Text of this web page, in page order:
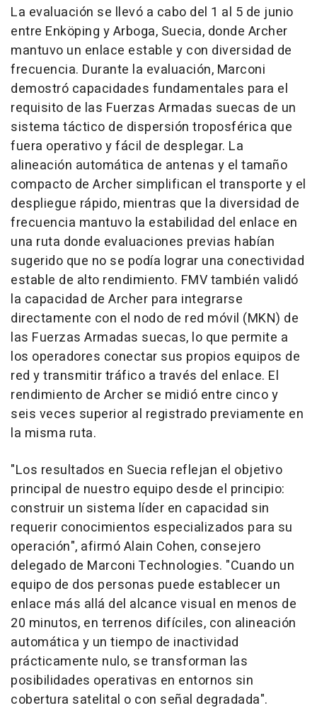
La evaluación se llevó a cabo del 1 al 5 de junio
entre Enköping y Arboga, Suecia, donde Archer
mantuvo un enlace estable y con diversidad de
frecuencia. Durante la evaluación, Marconi
demostró capacidades fundamentales para el
requisito de las Fuerzas Armadas suecas de un
sistema táctico de dispersión troposférica que
fuera operativo y fácil de desplegar. La
alineación automática de antenas y el tamaño
compacto de Archer simplifican el transporte y el
despliegue rápido, mientras que la diversidad de
frecuencia mantuvo la estabilidad del enlace en
una ruta donde evaluaciones previas habían
sugerido que no se podía lograr una conectividad
estable de alto rendimiento. FMV también validó
la capacidad de Archer para integrarse
directamente con el nodo de red móvil (MKN) de
las Fuerzas Armadas suecas, lo que permite a
los operadores conectar sus propios equipos de
red y transmitir tráfico a través del enlace. El
rendimiento de Archer se midió entre cinco y
seis veces superior al registrado previamente en
la misma ruta.
"Los resultados en Suecia reflejan el objetivo
principal de nuestro equipo desde el principio:
construir un sistema líder en capacidad sin
requerir conocimientos especializados para su
operación", afirmó Alain Cohen, consejero
delegado de Marconi Technologies. "Cuando un
equipo de dos personas puede establecer un
enlace más allá del alcance visual en menos de
20 minutos, en terrenos difíciles, con alineación
automática y un tiempo de inactividad
prácticamente nulo, se transforman las
posibilidades operativas en entornos sin
cobertura satelital o con señal degradada".